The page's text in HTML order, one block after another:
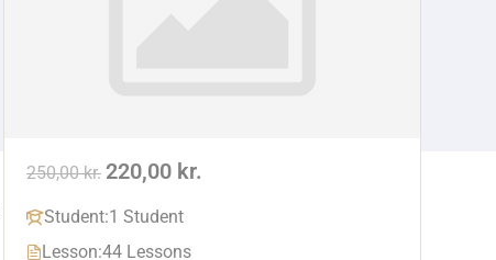
250,00 kr. 220,00 kr.
Student:1 Student
Lesson:44 Lessons